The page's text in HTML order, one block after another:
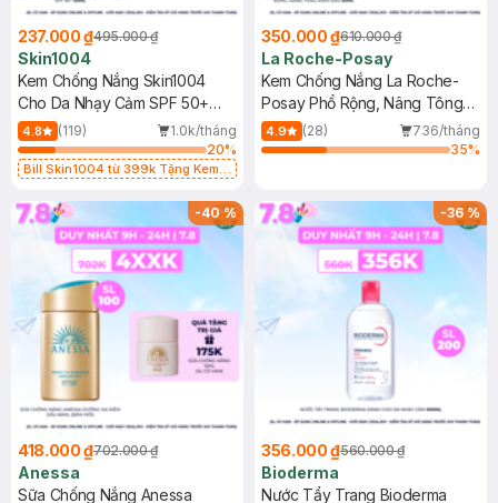
237.000 ₫495.000 ₫
Skin1004
Kem Chống Nắng Skin1004
Cho Da Nhạy Cảm SPF 50+
50ml
4.8 (119)
1.0k/tháng
20%
Bill Skin1004 từ 399k Tặng Kem
SPF 50+ 20ml (SL Có Hạn)
350.000 ₫610.000 ₫
La Roche-Posay
Kem Chống Nắng La Roche-
Posay Phổ Rộng, Nâng Tông
Kiềm Dầu 50ml
4.9 (28)
736/tháng
35%
-40%
418.000 ₫702.000 ₫
Anessa
Sữa Chống Nắng Anessa
-36%
356.000 ₫560.000 ₫
Bioderma
Nước Tẩy Trang Bioderma